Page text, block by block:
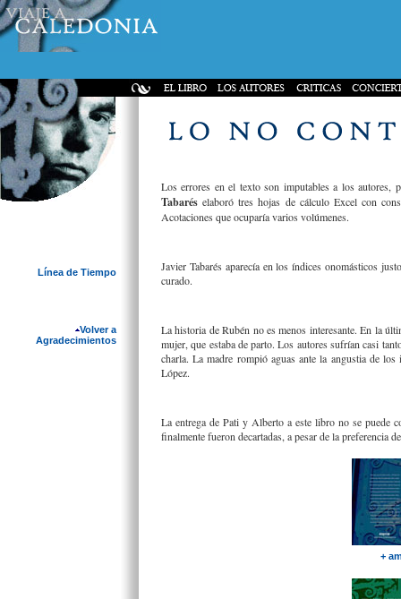
Línea de Tiempo
Volver a
Agradecimientos
Los errores en el texto son imputables a los autores,
Tabaréselaboró tres hojas de cálculo Excel con
Acotaciones que ocuparía varios volúmenes.
Javier Tabarés aparecía en los índices onomásticos
curado.
La historia de Rubén no es menos interesante. En la
mujer, que estaba de parto. Los autores sufrían casi
charla. La madre rompió aguas ante la angustia de
López.
La entrega de Pati y Alberto a este libro no se puede
finalmente fueron decartadas, a pesar de la preferencia
+